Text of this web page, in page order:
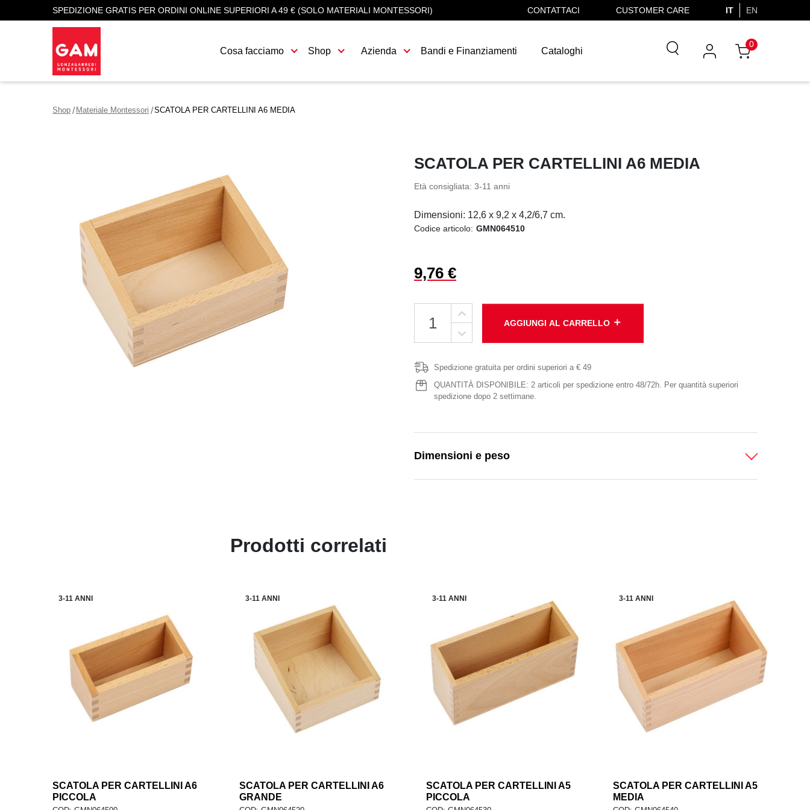
SPEDIZIONE GRATIS PER ORDINI ONLINE SUPERIORI A 49 € (SOLO MATERIALI MONTESSORI) CONTATTACI CUSTOMER CARE IT EN
Cosa facciamo Shop Azienda Bandi e Finanziamenti Cataloghi
0
Shop Materiale Montessori SCATOLA PER CARTELLINI A6 MEDIA
SCATOLA PER CARTELLINI A6 MEDIA
Età consigliata: 3-11 anni
Dimensioni: 12,6 x 9,2 x 4,2/6,7 cm.
Codice articolo: GMN064510
9,76 €
AGGIUNGI AL CARRELLO add
Spedizione gratuita per ordini superiori a € 49
QUANTITÀ DISPONIBILE: 2 articoli per spedizione entro 48/72h. Per quantità superiori
spedizione dopo 2 settimane.
Dimensioni e peso
Prodotti correlati
3-11 ANNI
AGGIUNGI AL CARRELLOadd
SCATOLA PER CARTELLINI A6
PICCOLA
3-11 ANNI
AGGIUNGI AL CARRELLOadd
SCATOLA PER CARTELLINI A6
GRANDE
3-11 ANNI
AGGIUNGI AL CARRELLOadd
SCATOLA PER CARTELLINI A5
PICCOLA
3-11 ANNI
AGGIUNGI AL CARRELLOadd
SCATOLA PER CARTELLINI A5
MEDIA